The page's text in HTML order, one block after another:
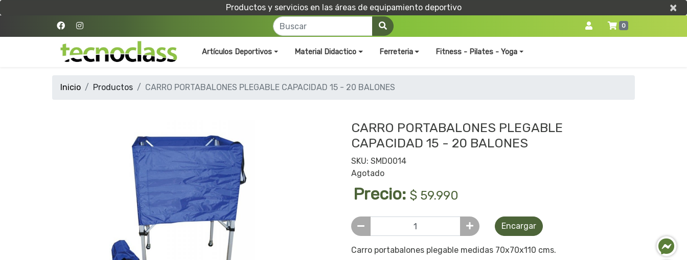
Productos y servicios en las áreas de equipamiento deportivo ×
×
0
Artículos Deportivos Material Didactico Ferreteria Fitness - Pilates - Yoga
Inicio Productos CARRO PORTABALONES PLEGABLE CAPACIDAD 15 - 20 BALONES
CARRO PORTABALONES PLEGABLE
CAPACIDAD 15 - 20 BALONES
SKU: SMD0014
Agotado
Precio: $ 59.990
Encargar
Carro portabalones plegable medidas 70x70x110 cms.